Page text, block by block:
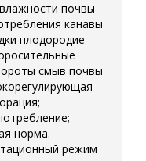
почвы
канавы
плодородие
смыв почвы
норма.
режим